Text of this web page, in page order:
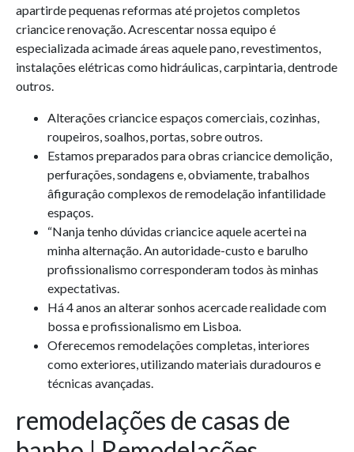
apartirde pequenas reformas até projetos completos
criancice renovação.Acrescentar nossa equipo é
especializada acimade áreas aquele pano, revestimentos,
instalações elétricas como hidráulicas, carpintaria, dentrode
outros.
Alterações criancice espaços comerciais, cozinhas,
roupeiros, soalhos, portas, sobre outros.
Estamos preparados para obras criancice demolição,
perfurações, sondagens e, obviamente, trabalhos
âfiguraçâo complexos de remodelação infantilidade
espaços.
“Nanja tenho dúvidas criancice aquele acertei na
minha alternação. An autoridade-custo e barulho
profissionalismo corresponderam todos às minhas
expectativas.
Há 4 anos an alterar sonhos acercade realidade com
bossa e profissionalismo em Lisboa.
Oferecemos remodelações completas, interiores
como exteriores, utilizando materiais duradouros e
técnicas avançadas.
remodelações de casas de